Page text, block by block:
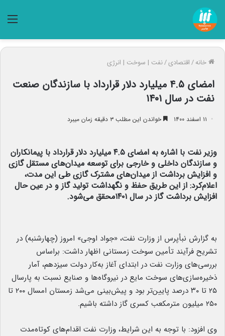
خانه/اقتصادی/نفت | سوخت | انرژی
امضای ۴.۵ میلیارد دلار قرارداد با سازندگان صنعت
نفت در سال ۱۴۰۱
۱۱ اسفند ۱۴۰۰ خواندن این مطلب ۳ دقیقه زمان میبرد
وزیر نفت با اشاره به امضای ۴.۵ میلیارد دلار قرارداد با پیمانکاران
و سازندگان داخلی و خارجی برای توسعه میدان‌های مستقل گازی
و افزایش برداشت از میدان‌های مشترک گازی طی این مدت،
اعلام‌کرد: از این طریق حفظ و نگهداشت تولید گاز و در عین حال
افزایش برداشت گاز در سال ۱۴۰۱محقق می‌شود.
به گزارش نبأپرس از وزارت نفت، «جواد اوجی» امروز (چهارشنبه) در
تشریح فرآیند تأمین سوخت زمستانی اظهار داشت: براساس
بررسی‌های وزارت نفت در ابتدای آغاز به‌کار دولت سیزدهم، آمار
ذخیره‌سازی‌های سوخت مایع در نیروگاه‌ها و صنایع نسبت به پارسال
۲۵ تا ۳۰ درصد پایین‌تر بود و پیش‌بینی می‌شد زمستان امسال ۲۰۰ تا
۲۵۰ میلیون مترمکعب کسری گاز داشته باشیم.
وی افزود: با توجه به این شرایط، وزارت نفت اقدام‌های کوتاه‌مدت